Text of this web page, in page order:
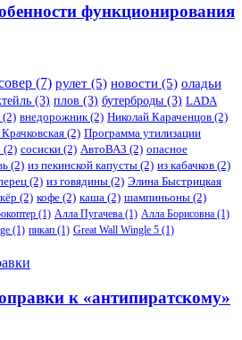
функционирования
(7) рулет (5) новости (5) оладьи
(3) плов (3) бутерброды (3) LADA
(2) внедорожник(2) Николай Караченцов (2)
(2) Программа утилизации
(2) сосиски (2) АвтоВАЗ (2) опасное
(2) из пекинской капусты (2) из кабачков (2)
(2) из говядины (2) Элина Быстрицкая
(2) кофе (2) каша (2) шампиньоны (2)
(1) Алла Пугачева (1) Алла Борисовна (1)
(1) пикап (1) Great Wall Wingle 5 (1)
к «антипиратскому»